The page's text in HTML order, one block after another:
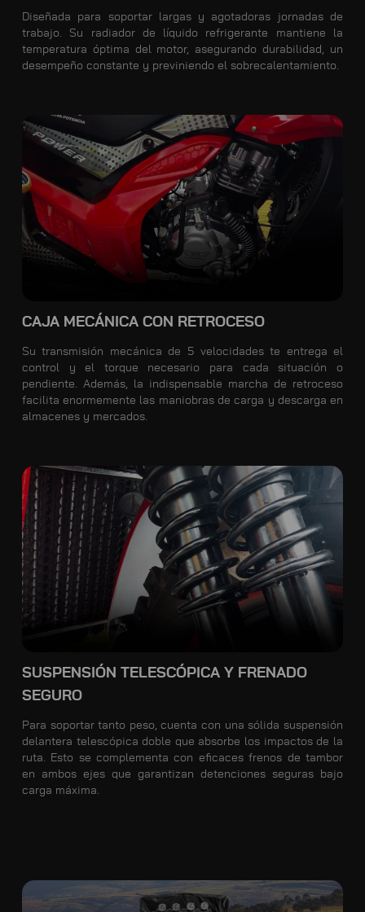
Diseñada para soportar largas y agotadoras jornadas de
trabajo. Su radiador de líquido refrigerante mantiene la
temperatura óptima del motor, asegurando durabilidad, un
desempeño constante y previniendo el sobrecalentamiento.
CAJA MECÁNICA CON RETROCESO
Su transmisión mecánica de 5 velocidades te entrega el
control y el torque necesario para cada situación o
pendiente. Además, la indispensable marcha de retroceso
facilita enormemente las maniobras de carga y descarga en
almacenes y mercados.
SUSPENSIÓN TELESCÓPICA Y FRENADO
SEGURO
Para soportar tanto peso, cuenta con una sólida suspensión
delantera telescópica doble que absorbe los impactos de la
ruta. Esto se complementa con eficaces frenos de tambor
en ambos ejes que garantizan detenciones seguras bajo
carga máxima.